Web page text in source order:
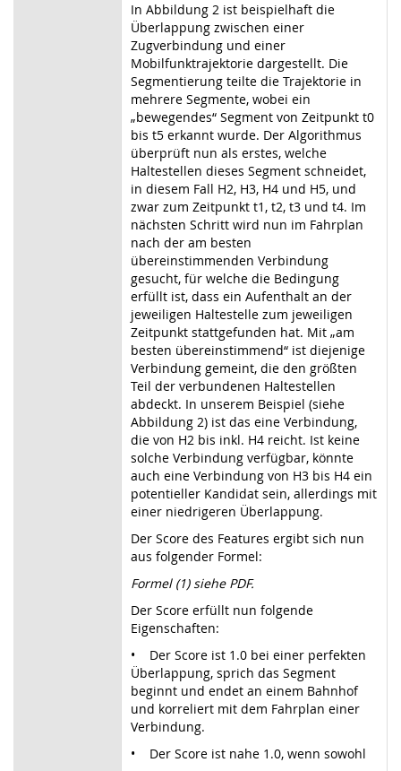
In Abbildung 2 ist beispielhaft die
Überlappung zwischen einer
Zugverbindung und einer
Mobilfunktrajektorie dargestellt. Die
Segmentierung teilte die Trajektorie in
mehrere Segmente, wobei ein
„bewegendes“ Segment von Zeitpunkt t0
bis t5 erkannt wurde. Der Algorithmus
überprüft nun als erstes, welche
Haltestellen dieses Segment schneidet,
in diesem Fall H2, H3, H4 und H5, und
zwar zum Zeitpunkt t1, t2, t3 und t4. Im
nächsten Schritt wird nun im Fahrplan
nach der am besten
übereinstimmenden Verbindung
gesucht, für welche die Bedingung
erfüllt ist, dass ein Aufenthalt an der
jeweiligen Haltestelle zum jeweiligen
Zeitpunkt stattgefunden hat. Mit „am
besten übereinstimmend“ ist diejenige
Verbindung gemeint, die den größten
Teil der verbundenen Haltestellen
abdeckt. In unserem Beispiel (siehe
Abbildung 2) ist das eine Verbindung,
die von H2 bis inkl. H4 reicht. Ist keine
solche Verbindung verfügbar, könnte
auch eine Verbindung von H3 bis H4 ein
potentieller Kandidat sein, allerdings mit
einer niedrigeren Überlappung.
Der Score des Features ergibt sich nun
aus folgender Formel:
Formel (1) siehe PDF.
Der Score erfüllt nun folgende
Eigenschaften:
• Der Score ist 1.0 bei einer perfekten
Überlappung, sprich das Segment
beginnt und endet an einem Bahnhof
und korreliert mit dem Fahrplan einer
Verbindung.
• Der Score ist nahe 1.0, wenn sowohl